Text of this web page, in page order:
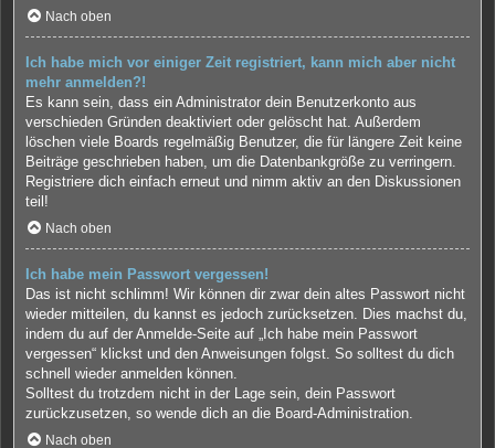
Nach oben
Ich habe mich vor einiger Zeit registriert, kann mich aber nicht
mehr anmelden?!
Es kann sein, dass ein Administrator dein Benutzerkonto aus
verschieden Gründen deaktiviert oder gelöscht hat. Außerdem
löschen viele Boards regelmäßig Benutzer, die für längere Zeit keine
Beiträge geschrieben haben, um die Datenbankgröße zu verringern.
Registriere dich einfach erneut und nimm aktiv an den Diskussionen
teil!
Nach oben
Ich habe mein Passwort vergessen!
Das ist nicht schlimm! Wir können dir zwar dein altes Passwort nicht
wieder mitteilen, du kannst es jedoch zurücksetzen. Dies machst du,
indem du auf der Anmelde-Seite auf „Ich habe mein Passwort
vergessen“ klickst und den Anweisungen folgst. So solltest du dich
schnell wieder anmelden können.
Solltest du trotzdem nicht in der Lage sein, dein Passwort
zurückzusetzen, so wende dich an die Board-Administration.
Nach oben